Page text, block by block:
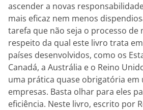
ascender a novas
mais eficaz nem menos
tarefa que não seja o processo de
respeito da qual este livro trata
países desenvolvidos, como os
Canadá, a Austrália e o Reino
uma prática quase obrigatória em
empresas. Basta olhar para eles
eficiência. Neste livro, escrito por